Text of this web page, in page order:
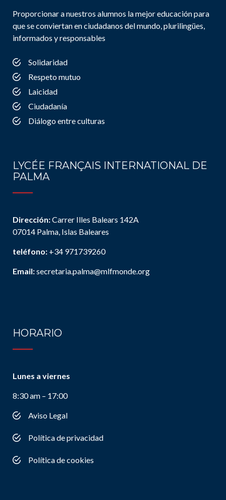
Proporcionar a nuestros alumnos la mejor educación para
que se conviertan en ciudadanos del mundo, plurilingües,
informados y responsables
Solidaridad
Respeto mutuo
Laicidad
Ciudadanía
Diálogo entre culturas
LYCÉE FRANÇAIS INTERNATIONAL DE
PALMA
Dirección:Carrer Illes Balears 142A
07014 Palma, Islas Baleares
teléfono: +34 971739260
Email:secretaria.palma@mlfmonde.org
HORARIO
Lunes a viernes
8:30 am – 17:00
Aviso Legal
Política de privacidad
Política de cookies